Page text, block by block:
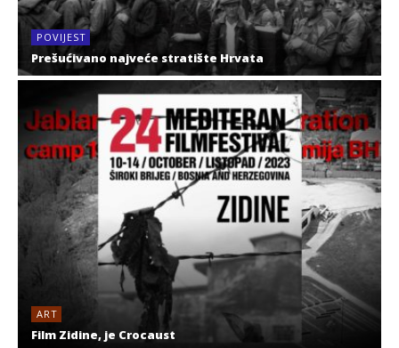
POVIJEST
Prešućivano najveće stratište Hrvata
ART
Film Zidine, je Crocaust